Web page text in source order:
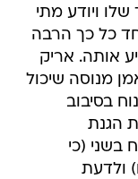
ויודע מתי
כל כך הרבה
אותה. אריק
מנוסה שיכול
בסיבוב
הגנת
בשני (כי
ולדעת